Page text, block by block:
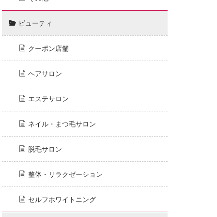
ビューティ
クーポン店舗
ヘアサロン
エステサロン
ネイル・まつ毛サロン
脱毛サロン
整体・リラクゼーション
セルフホワイトニング